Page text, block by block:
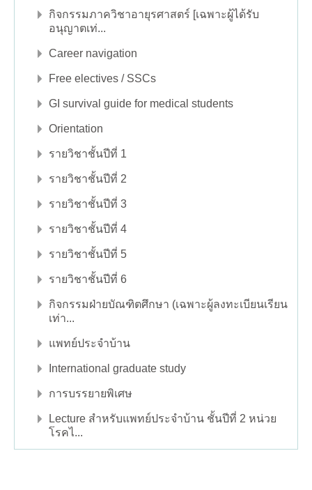
กิจกรรมภาควิชาอายุรศาสตร์ [เฉพาะผู้ได้รับ
อนุญาตเท่...
Career navigation
Free electives / SSCs
GI survival guide for medical students
Orientation
รายวิชาชั้นปีที่ 1
รายวิชาชั้นปีที่ 2
รายวิชาชั้นปีที่ 3
รายวิชาชั้นปีที่ 4
รายวิชาชั้นปีที่ 5
รายวิชาชั้นปีที่ 6
กิจกรรมฝ่ายบัณฑิตศึกษา (เฉพาะผู้ลงทะเบียนเรียน
เท่า...
แพทย์ประจำบ้าน
International graduate study
การบรรยายพิเศษ
Lecture สำหรับแพทย์ประจำบ้าน ชั้นปีที่ 2 หน่วย
โรคไ...